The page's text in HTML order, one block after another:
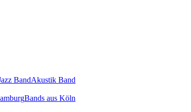
BandAkustik Band
Bands aus Köln